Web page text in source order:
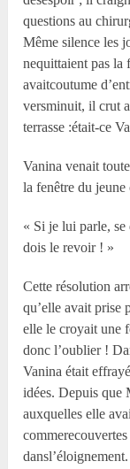
questions au
Même silence les
nequittaient pas la
avaitcoutume
versminuit, il crut
terrasse :était-ce
Vanina venait
la fenêtre du jeune
« Si je lui parle,
dois le revoir ! »
Cette résolution
qu’elle avait prise
elle le croyait une
donc l’oublier !
Vanina était
idées. Depuis que
auxquelles elle
dansl’éloignement.